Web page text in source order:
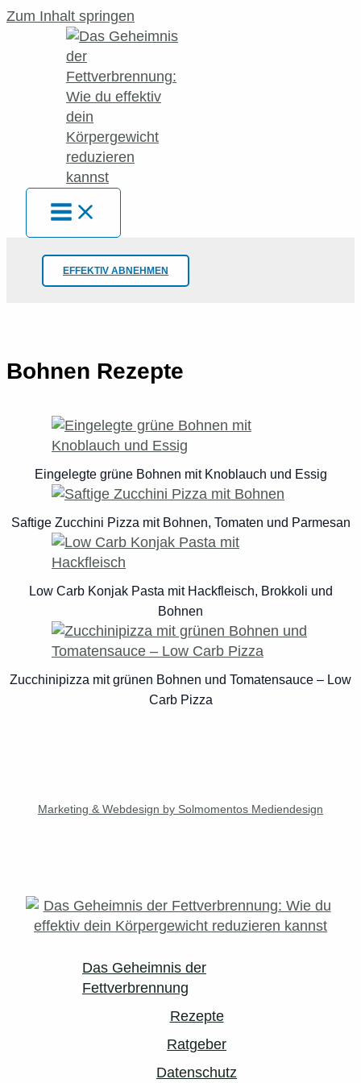
Zum Inhalt springen
EFFEKTIV ABNEHMEN
Bohnen Rezepte
Eingelegte grüne Bohnen mit Knoblauch und Essig
Saftige Zucchini Pizza mit Bohnen, Tomaten und Parmesan
Low Carb Konjak Pasta mit Hackfleisch, Brokkoli und
Bohnen
Zucchinipizza mit grünen Bohnen und Tomatensauce – Low
Carb Pizza
Marketing & Webdesign by Solmomentos Mediendesign
Das Geheimnis der
Fettverbrennung
Rezepte
Ratgeber
Datenschutz